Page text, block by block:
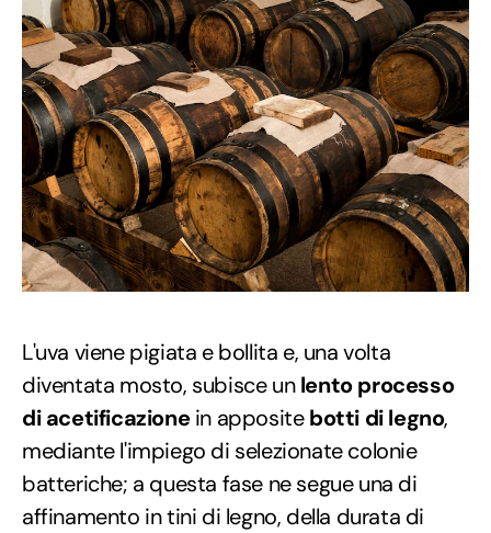
L'uva viene pigiata e bollita e, una volta
diventata mosto, subisce unlento processo
di acetificazionein appositebotti di legno,
mediante l'impiego di selezionate colonie
batteriche; a questa fase ne segue una di
affinamento in tini di legno, della durata di